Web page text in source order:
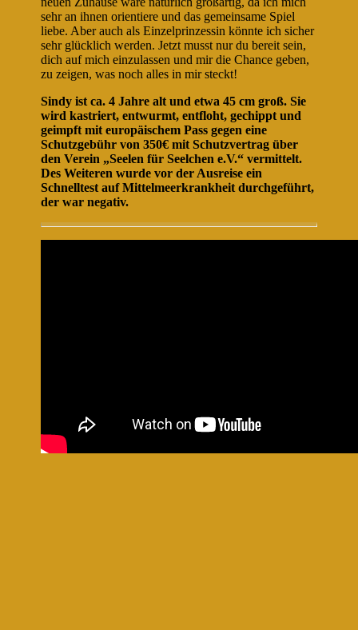
sehr an ihnen orientiere und das gemeinsame Spiel
liebe. Aber auch als Einzelprinzessin könnte ich sicher
sehr glücklich werden. Jetzt musst nur du bereit sein,
dich auf mich einzulassen und mir die Chance geben,
zu zeigen, was noch alles in mir steckt!
Sindy ist ca. 4 Jahre alt und etwa 45 cm groß. Sie
wird kastriert, entwurmt, entfloht, gechippt und
geimpft mit europäischem Pass gegen eine
Schutzgebühr von 350€ mit Schutzvertrag über
den Verein „Seelen für Seelchen e.V.“ vermittelt.
Des Weiteren wurde vor der Ausreise ein
Schnelltest auf Mittelmeerkrankheit durchgeführt,
der war negativ.